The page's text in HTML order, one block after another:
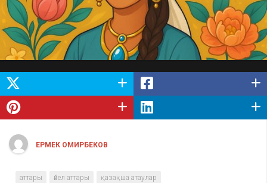
ЕРМЕК ОМИРБЕКОВ
аттары әйел аттары қазақша атаулар